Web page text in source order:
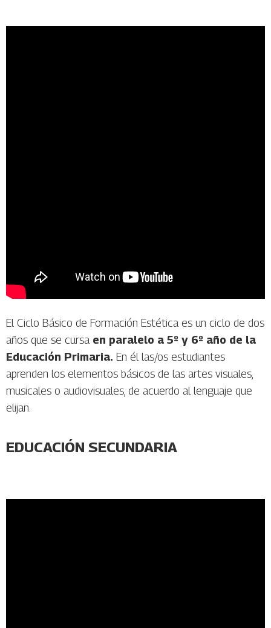
El Ciclo Básico de Formación Estética es un ciclo de dos
años que se cursa en paralelo a 5º y 6º año de la
Educación Primaria. En él las/os estudiantes
aprenden los elementos básicos de las artes visuales,
musicales o audiovisuales, de acuerdo al lenguaje que
elijan.
EDUCACIÓN SECUNDARIA